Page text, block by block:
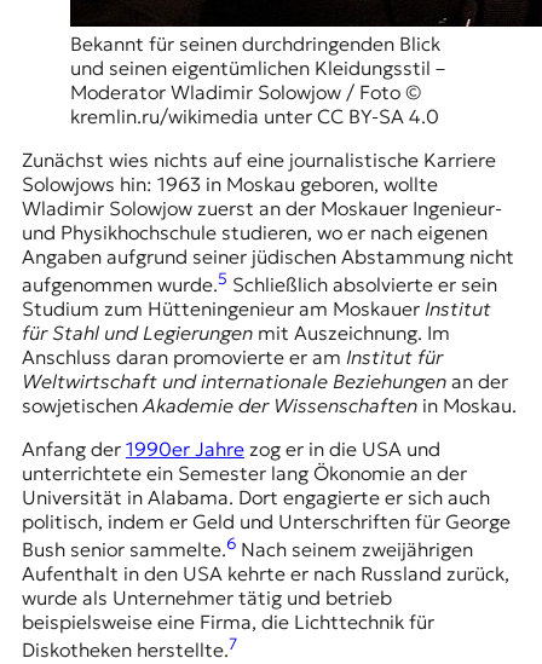
O
s
t
e
u
r
o
p
a
Bekannt für seinen durchdringenden Blick
und seinen eigentümlichen Kleidungsstil –
Moderator Wladimir Solowjow / Foto ©
kremlin.ru/wikimedia unter CC BY-SA 4.0
Zunächst wies nichts auf eine journalistische Karriere
Solowjows hin: 1963 in Moskau geboren, wollte
Wladimir Solowjow zuerst an der Moskauer Ingenieur-
und Physikhochschule studieren, wo er nach eigenen
Angaben aufgrund seiner jüdischen Abstammung nicht
aufgenommen wurde.5 Schließlich absolvierte er sein
Studium zum Hütteningenieur am Moskauer Institut
für Stahl und Legierungenmit Auszeichnung. Im
Anschluss daran promovierte er am Institut für
Weltwirtschaft und internationale Beziehungenan der
sowjetischenAkademie der Wissenschaftenin Moskau.
Anfang der 1990er Jahrezog er in die USA und
unterrichtete ein Semester lang Ökonomie an der
Universität in Alabama. Dort engagierte er sich auch
politisch, indem er Geld und Unterschriften für George
Bush senior sammelte.6Nach seinem zweijährigen
Aufenthalt in den USA kehrte er nach Russland zurück,
wurde als Unternehmer tätig und betrieb
beispielsweise eine Firma, die Lichttechnik für
Diskotheken herstellte.7